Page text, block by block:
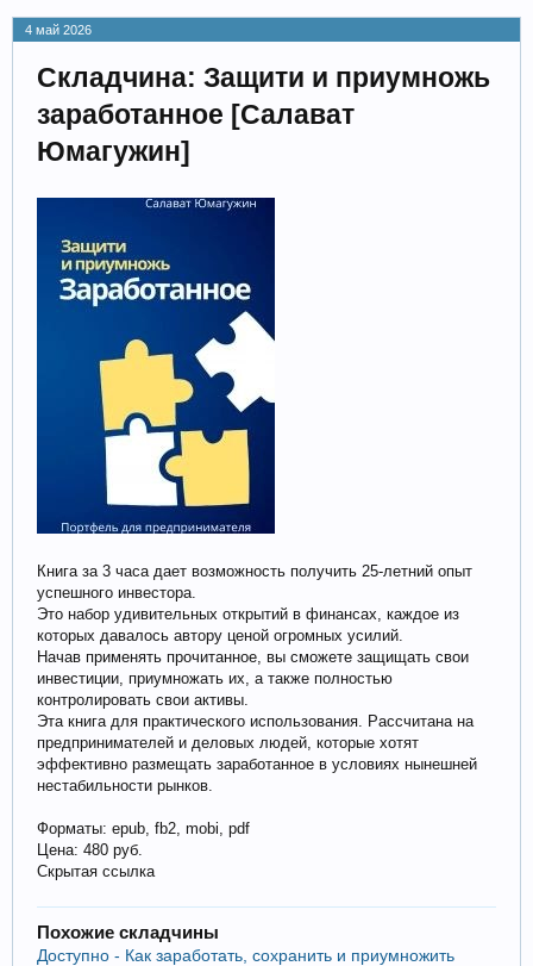
4 май 2026
Складчина: Защити и приумножь
заработанное [Салават
Юмагужин]
Книга за 3 часа дает возможность получить 25-летний опыт
успешного инвестора.
Это набор удивительных открытий в финансах, каждое из
которых давалось автору ценой огромных усилий.
Начав применять прочитанное, вы сможете защищать свои
инвестиции, приумножать их, а также полностью
контролировать свои активы.
Эта книга для практического использования. Рассчитана на
предпринимателей и деловых людей, которые хотят
эффективно размещать заработанное в условиях нынешней
нестабильности рынков.
Форматы: epub, fb2, mobi, pdf
Цена: 480 руб.
Скрытая ссылка
Похожие складчины
Доступно - Как заработать, сохранить и приумножить